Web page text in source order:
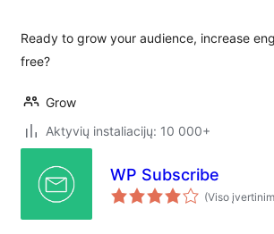
Ready to grow your audience, increase
free?
Grow
Aktyvių instaliacijų: 10 000+
WP Subscribe
(Viso